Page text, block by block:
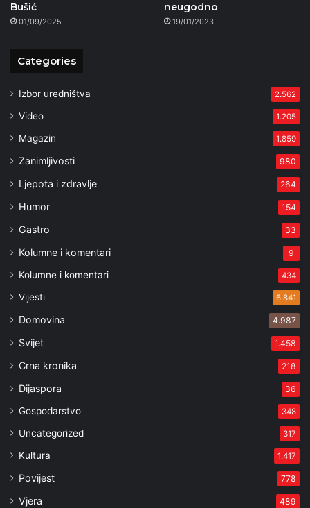
Bušić
01/09/2025
neugodno
19/01/2023
Categories
Izbor uredništva 2.562
Video 1.205
Magazin 1.859
Zanimljivosti 980
Ljepota i zdravlje 264
Humor 154
Gastro 33
Kolumne i komentari 9
Kolumne i komentari 434
Vijesti 6.841
Domovina 4.987
Svijet 1.458
Crna kronika 218
Dijaspora 36
Gospodarstvo 348
Uncategorized 317
Kultura 1.417
Povijest 778
Vjera 489